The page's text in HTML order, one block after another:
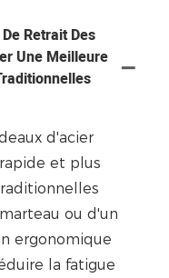
Retrait Des
Une Meilleure
d'acier
et plus
ou d'un
ergonomique
la fatigue